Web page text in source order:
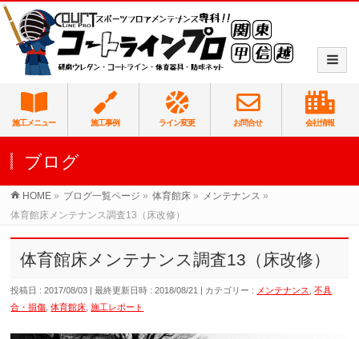
施工メニュー 施工事例 ライン変更 お問合せ 会社情報
ブログ
HOME » ブログ一覧ページ » 体育館床 » メンテナンス »
体育館床メンテナンス調査13（床改修）
体育館床メンテナンス調査13（床改修）
投稿日 : 2017/08/03 最終更新日時 : 2018/08/21 カテゴリー : メンテナンス ,不具
合・損傷 ,体育館床 ,施工レポート